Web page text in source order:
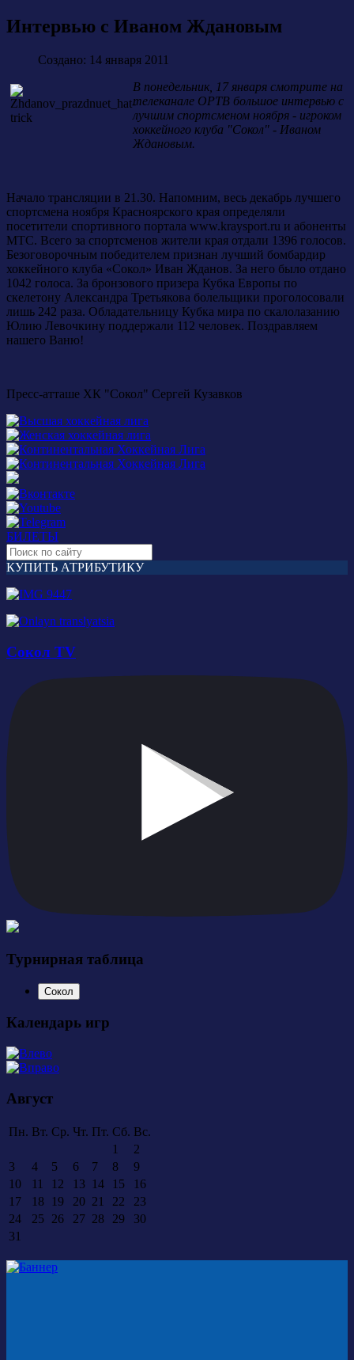
Интервью с Иваном Ждановым
Создано: 14 января 2011
В понедельник, 17 января смотрите на
телеканале ОРТВ большое интервью с
лучшим спортсменом ноября - игроком
хоккейного клуба "Сокол" - Иваном
Ждановым.
Начало трансляции в 21.30. Напомним, весь декабрь лучшего
спортсмена ноября Красноярского края определяли
посетители спортивного портала www.kraysport.ru и абоненты
МТС. Всего за спортсменов жители края отдали 1396 голосов.
Безоговорочным победителем признан лучший бомбардир
хоккейного клуба «Сокол» Иван Жданов. За него было отдано
1042 голоса. За бронзового призера Кубка Европы по
скелетону Александра Третьякова болельщики проголосовали
лишь 242 раза. Обладательницу Кубка мира по скалолазанию
Юлию Левочкину поддержали 112 человек. Поздравляем
нашего Ваню!
Пресс-атташе ХК "Сокол" Сергей Кузавков
БИЛЕТЫ
КУПИТЬ АТРИБУТИКУ
Сокол TV
Турнирная таблица
Сокол
Календарь игр
Август
Пн. Вт. Ср. Чт. Пт. Сб. Вс.
1
2
3
4 5 6 7 8
9
10
11 12 13 14 15
16
17
18 19 20 21 22
23
24
25 26 27 28 29
30
31